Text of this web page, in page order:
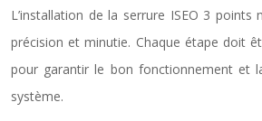
L’installation de la serrure ISEO 3 points
précision et minutie. Chaque étape doit
pour garantir le bon fonctionnement et
système.